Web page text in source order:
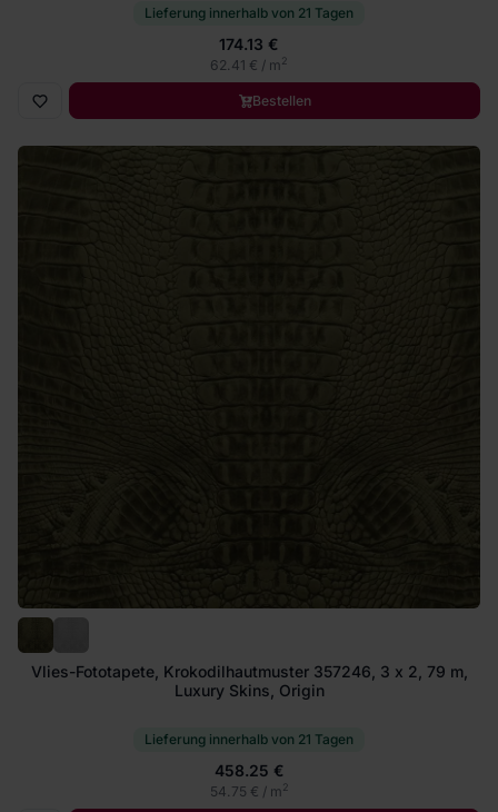
Lieferung innerhalb von 21 Tagen
174.13 €
62.41 € / m2
Bestellen
Vlies-Fototapete, Krokodilhautmuster 357246, 3 x 2, 79 m,
Luxury Skins, Origin
Lieferung innerhalb von 21 Tagen
458.25 €
54.75 € / m2